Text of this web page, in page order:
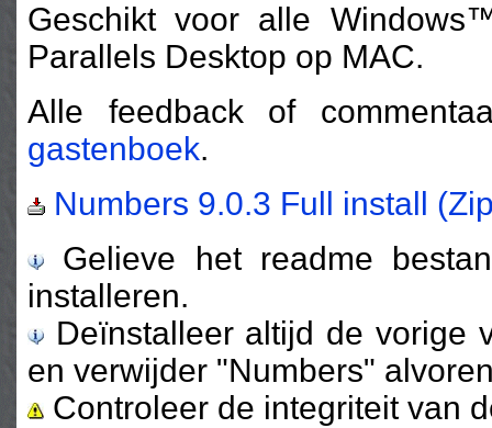
Geschikt voor alle
Parallels Desktop op MAC.
Alle feedback of
gastenboek.
Numbers 9.0.3 Full install
Gelieve het readme
installeren.
Deïnstalleer altijd de vorige
en verwijder "Numbers"
Controleer de integriteit van